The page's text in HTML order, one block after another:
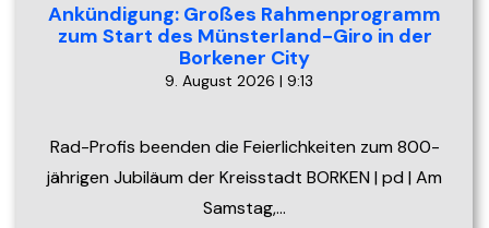
Ankündigung: Großes Rahmenprogramm
zum Start des Münsterland-Giro in der
Borkener City
9. August 2026 | 9:13
Rad-Profis beenden die Feierlichkeiten zum 800-
jährigen Jubiläum der Kreisstadt BORKEN | pd | Am
Samstag,…